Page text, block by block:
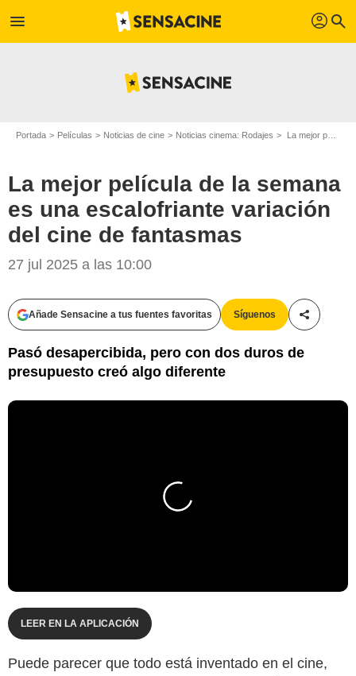
menu profil search
Portada Películas Noticias de cine Noticias cinema: Rodajes La mejor película de la semana es una escalofriante variación del cine de fantasmas
La mejor película de la semana
es una escalofriante variación
del cine de fantasmas
27 jul 2025 a las 10:00
Añade Sensacine a tus fuentes favoritas Síguenos
Pasó desapercibida, pero con dos duros de
presupuesto creó algo diferente
LEER EN LA APLICACIÓN
Puede parecer que todo está inventado en el cine,